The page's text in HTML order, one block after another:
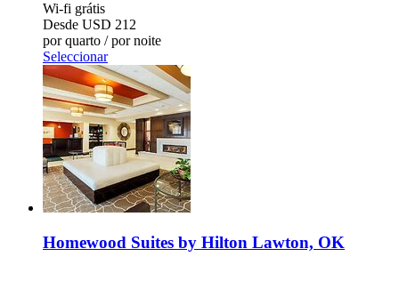
Wi-fi grátis
Desde USD 212
por quarto / por noite
Seleccionar
Homewood Suites by Hilton Lawton, OK